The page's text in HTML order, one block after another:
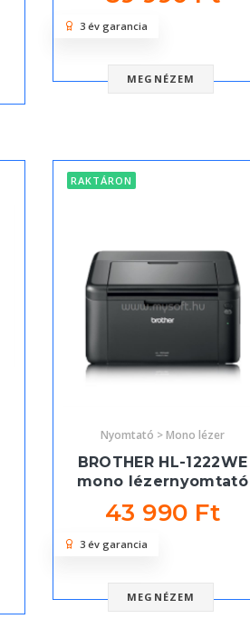
MEGNÉZEM
3 év garancia
RAKTÁRON
Nyomtató > Mono lézer
BROTHER HL-1222WE
mono lézernyomtató
43 990 Ft
MEGNÉZEM
3 év garancia